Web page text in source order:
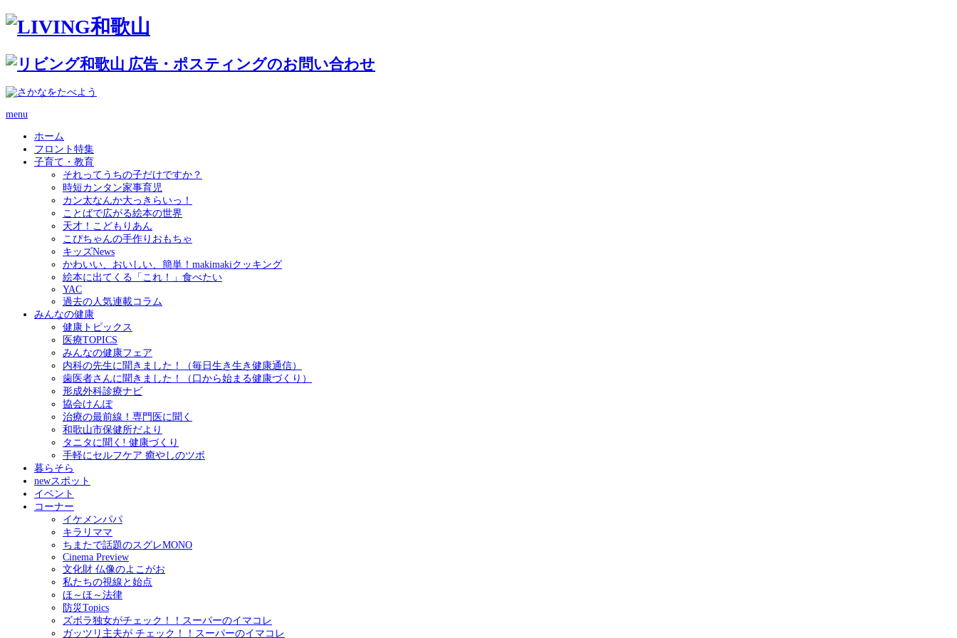
menu
ホーム
フロント特集
子育て・教育
それってうちの子だけですか？
時短カンタン家事育児
カン太なんか大っきらいっ！
ことばで広がる絵本の世界
天才！こどもりあん
こぴちゃんの手作りおもちゃ
キッズNews
かわいい、おいしい、簡単！makimakiクッキング
絵本に出てくる「これ！」食べたい
YAC
過去の人気連載コラム
みんなの健康
健康トピックス
医療TOPICS
みんなの健康フェア
内科の先生に聞きました！（毎日生き生き健康通信）
歯医者さんに聞きました！（口から始まる健康づくり）
形成外科診療ナビ
協会けんぽ
治療の最前線！専門医に聞く
和歌山市保健所だより
タニタに聞く! 健康づくり
手軽にセルフケア 癒やしのツボ
暮らそら
newスポット
イベント
コーナー
イケメンパパ
キラリママ
ちまたで話題のスグレMONO
Cinema Preview
文化財 仏像のよこがお
私たちの視線と始点
ほ～ほ～法律
防災Topics
ズボラ独女がチェック！！スーパーのイマコレ
ガッツリ主夫が チェック！！スーパーのイマコレ